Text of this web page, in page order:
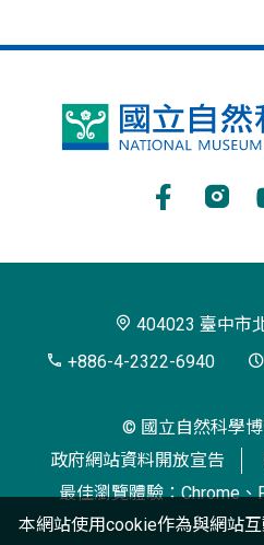
國
博
404023 臺中市
+886-4-2322-6940
© 國立自然科學
政府網站資料開放宣告
最佳瀏覽體驗：Chrome
本網站使用cookie作為與網站